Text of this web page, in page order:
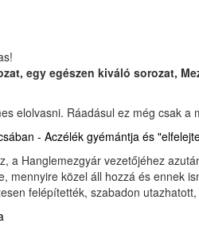
egy egészen kiváló sorozat,
elolvasni. Ráadásul ez még csak
- Aczélék gyémántja és
a Hanglemezgyár vezetőjéhez
mennyire közel áll hozzá és ennek
felépítették, szabadon